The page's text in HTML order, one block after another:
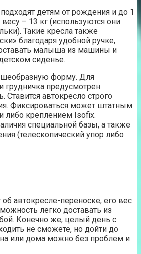
детям от рождения и до 1
весу – 13 кг (используются они
Такие кресла также
благодаря удобной ручке,
малыша из машины и
сиденье.
форму. Для
грудничка предусмотрен
Ставится автокресло строго
Фиксироваться может штатным
либо креплением Isofix.
специальной базы, а также
(телескопический упор либо
автокресле-переноске, его вес
легко доставать из
Конечно же, целый день с
не сможете, но дойти до
или дома можно без проблем и